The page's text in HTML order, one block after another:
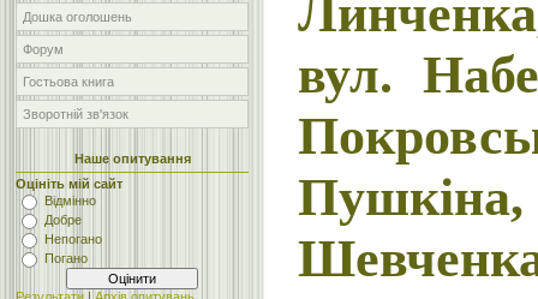
Дошка оголошень
Форум
Гостьова книга
Зворотній зв'язок
Наше опитування
Оцініть мій сайт
Відмінно
Добре
Непогано
Погано
вул.